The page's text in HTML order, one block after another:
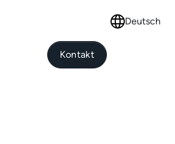
Select
Deutsch
Kontakt